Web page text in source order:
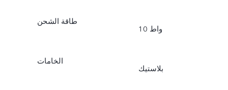
طاقة الشحن
10 واط
الخامات
بلاستيك